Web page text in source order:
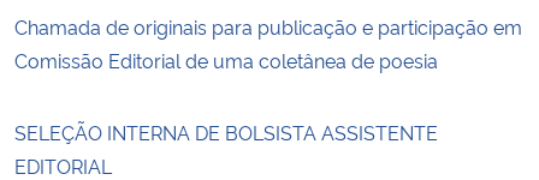
Chamada de originais para publicação e participação em
Comissão Editorial de uma coletânea de poesia
SELEÇÃO INTERNA DE BOLSISTA ASSISTENTE
EDITORIAL